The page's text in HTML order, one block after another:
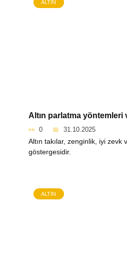
ALTIN
Altın parlatma yöntemleri
0 31.10.2025
Altın takılar, zenginlik, iyi zevk
göstergesidir.
ALTIN